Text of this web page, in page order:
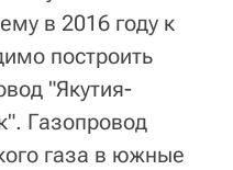
в 2016 году к
построить
"Якутия-
Газопровод
газа в южные